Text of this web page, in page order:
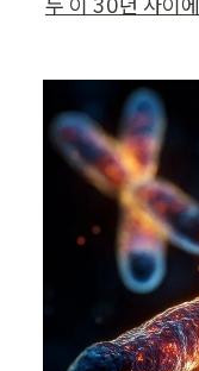
두 이 30년 사이